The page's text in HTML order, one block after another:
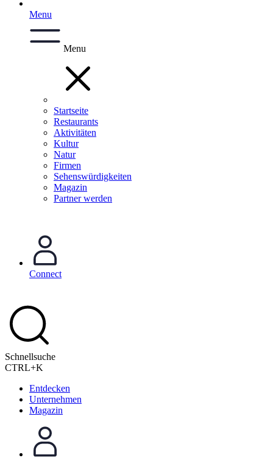
Menu
Menu
Startseite
Restaurants
Aktivitäten
Kultur
Natur
Firmen
Sehenswürdigkeiten
Magazin
Partner werden
Connect
Schnellsuche
CTRL+K
Entdecken
Unternehmen
Magazin